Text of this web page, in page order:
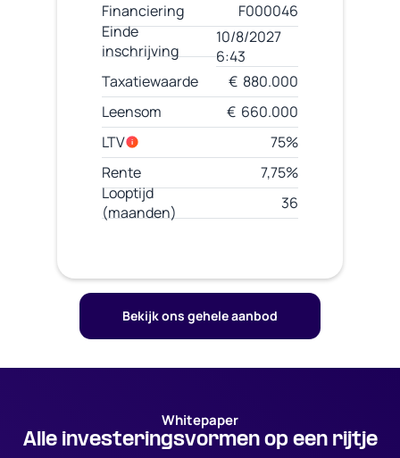
Financiering
F000046
Einde
inschrijving
10/8/2027
6:43
Taxatiewaarde
€ 880.000
Leensom
€ 660.000
LTV
i
75%
Rente
7,75%
Looptijd
(maanden)
36
Bekijk ons gehele aanbod
Whitepaper
Alle investeringsvormen op een rijtje